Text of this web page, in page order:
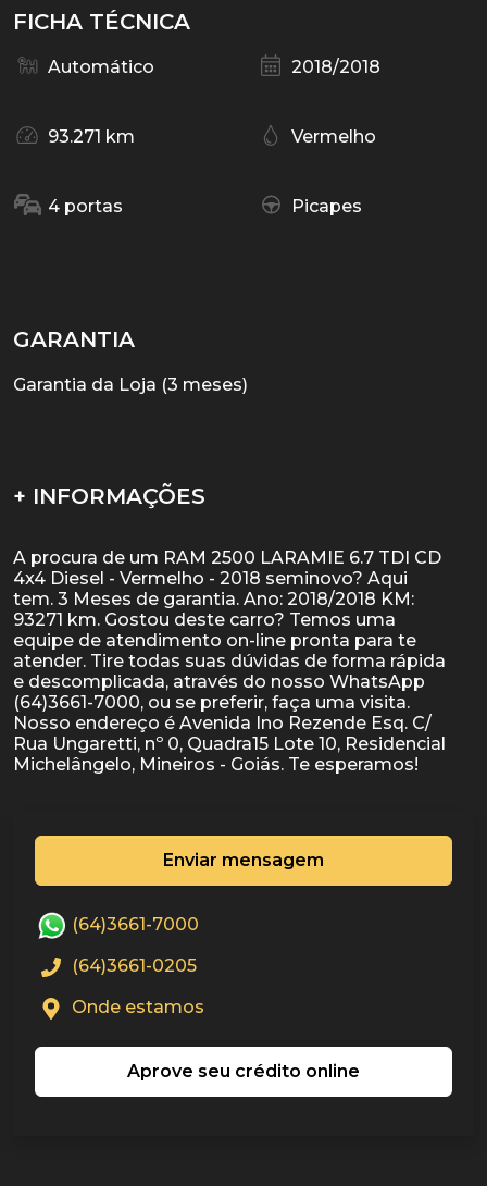
FICHA TÉCNICA
Automático 2018/2018
93.271 km Vermelho
4 portas Picapes
GARANTIA
Garantia da Loja (3 meses)
+ INFORMAÇÕES
A procura de um RAM 2500 LARAMIE 6.7 TDI CD
4x4 Diesel - Vermelho - 2018 seminovo? Aqui
tem. 3 Meses de garantia. Ano: 2018/2018 KM:
93271 km. Gostou deste carro? Temos uma
equipe de atendimento on-line pronta para te
atender. Tire todas suas dúvidas de forma rápida
e descomplicada, através do nosso WhatsApp
(64)3661-7000, ou se preferir, faça uma visita.
Nosso endereço é Avenida Ino Rezende Esq. C/
Rua Ungaretti, nº 0, Quadra15 Lote 10, Residencial
Enviar mensagem
(64)3661-7000
(64)3661-0205
Onde estamos
Aprove seu crédito online